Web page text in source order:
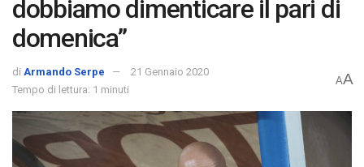
dobbiamo dimenticare il pari di
domenica”
di Armando Serpe
21 Gennaio 2020
Tempo di lettura: 1 minuti
AA